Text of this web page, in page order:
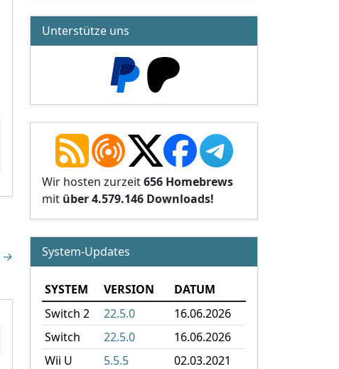
→
Unterstütze uns
Wir hosten zurzeit656 Homebrews
mit über 4.579.146 Downloads!
System-Updates
SYSTEM VERSION
DATUM
Switch 2
22.5.0
16.06.2026
Switch
22.5.0
16.06.2026
Wii U
5.5.5
02.03.2021